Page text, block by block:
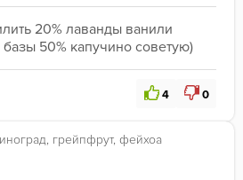
20% лаванды ванили
50% капучино советую)
4 0
грейпфрут, фейхоа